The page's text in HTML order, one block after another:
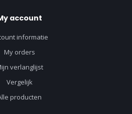
account
informatie
My orders
verlanglijst
Vergelijk
producten